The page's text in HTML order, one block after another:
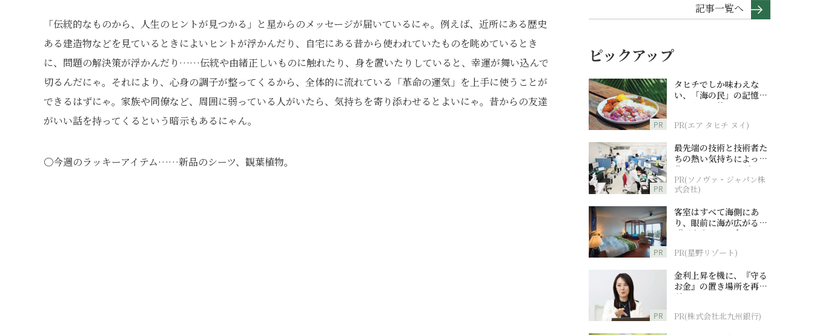
「伝統的なものから、人生のヒントが見つかる」と星からのメッセージが届いているにゃ。例えば、近所にある歴史
ある建造物などを見ているときによいヒントが浮かんだり、自宅にある昔から使われていたものを眺めているとき
に、問題の解決策が浮かんだり……伝統や由緒正しいものに触れたり、身を置いたりしていると、幸運が舞い込んで
切るんだにゃ。それにより、心身の調子が整ってくるから、全体的に流れている「革命の運気」を上手に使うことが
できるはずにゃ。家族や同僚など、周囲に弱っている人がいたら、気持ちを寄り添わせるとよいにゃ。昔からの友達
がいい話を持ってくるという暗示もあるにゃん。
〇今週のラッキーアイテム……新品のシーツ、観葉植物。
記事一覧へ
ピックアップ
PR
タヒチでしか味わえな
い、「海の民」の記憶へ
とつながる旅
PR(エア タヒチ ヌイ)
PR
最先端の技術と技術者た
ちの熱い気持ちによって
作られているオーダーメ
イド補聴器
PR(ソノヴァ・ジャパン株
式会社)
PR
客室はすべて海側にあ
り、眼前に海が広がる
『西表島ホテル by 星野
PR(星野リゾート)
PR
金利上昇を機に、『守る
お金』の置き場所を再検
討
PR(株式会社北九州銀行)